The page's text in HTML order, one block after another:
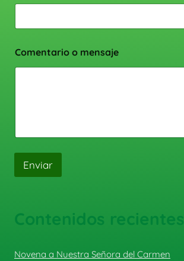
Comentario o mensaje
Enviar
Contenidos recientes
Novena a Nuestra Señora del Carmen